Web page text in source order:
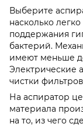
Выберите
насколько
поддержания
бактерий.
имеют меньше
Электрические
чистки
На аспиратор
материала
на то, из чего